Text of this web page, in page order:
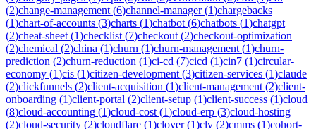
(2)change-management (6)channel-manager(1)chargebacks
(1)chart-of-accounts (3)charts (1)chatbot (6)chatbots (1)chatgpt
(2)cheat-sheet (1)checklist (7)checkout (2)checkout-optimization
(2)chemical (2)china (1)churn (1)churn-management (1)churn-
prediction (2)churn-reduction (1)ci-cd (7)cicd (1)cin7 (1)circular-
economy (1)cis (1)citizen-development (3)citizen-services (1)claude
(2)clickfunnels (2)client-acquisition (1)client-management (2)client-
onboarding (1)client-portal (2)client-setup (1)client-success (1)cloud
(8)cloud-accounting (1)cloud-cost (1)cloud-erp (3)cloud-hosting
(2)cloud-security (2)cloudflare (1)clover(1)clv (2)cmms (1)cohort-